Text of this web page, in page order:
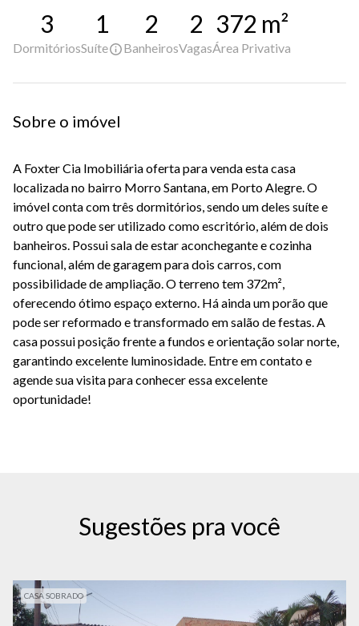
3
Dormitórios
1
Suíte
2
Banheiros
2
Vagas
372 m²
Área Privativa
Sobre o imóvel
A Foxter Cia Imobiliária oferta para venda esta casa
localizada no bairro Morro Santana, em Porto Alegre. O
imóvel conta com três dormitórios, sendo um deles suíte e
outro que pode ser utilizado como escritório, além de dois
banheiros. Possui sala de estar aconchegante e cozinha
funcional, além de garagem para dois carros, com
possibilidade de ampliação. O terreno tem 372m²,
oferecendo ótimo espaço externo. Há ainda um porão que
pode ser reformado e transformado em salão de festas. A
casa possui posição frente a fundos e orientação solar norte,
garantindo excelente luminosidade. Entre em contato e
agende sua visita para conhecer essa excelente
oportunidade!
Sugestões pra você
CASA SOBRADO